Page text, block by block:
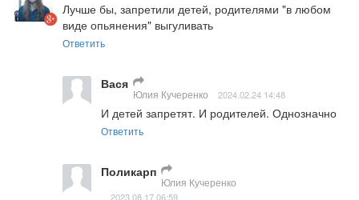
Лучше бы, запретили детей, родителями "в любом
виде опьянения" выгуливать
Ответить
Вася
Юлия Кучеренко 2024.02.24 14:48
И детей запретят. И родителей. Однозначно
Ответить
Поликарп
Юлия Кучеренко
2023.08.17 06:59